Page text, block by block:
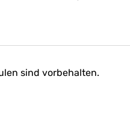
sind vorbehalten.